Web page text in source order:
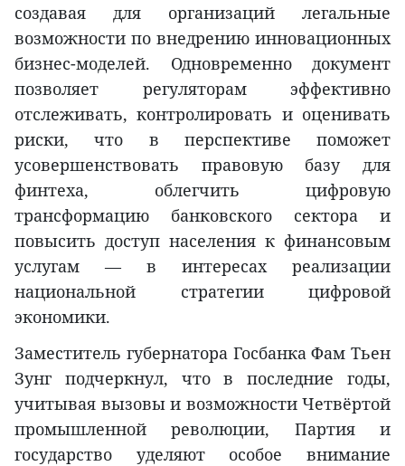
создавая для организаций легальные
возможности по внедрению инновационных
бизнес-моделей. Одновременно документ
позволяет регуляторам эффективно
отслеживать, контролировать и оценивать
риски, что в перспективе поможет
усовершенствовать правовую базу для
финтеха, облегчить цифровую
трансформацию банковского сектора и
повысить доступ населения к финансовым
услугам — в интересах реализации
национальной стратегии цифровой
экономики.
Заместитель губернатора Госбанка Фам Тьен
Зунг подчеркнул, что в последние годы,
учитывая вызовы и возможности Четвёртой
промышленной революции, Партия и
государство уделяют особое внимание